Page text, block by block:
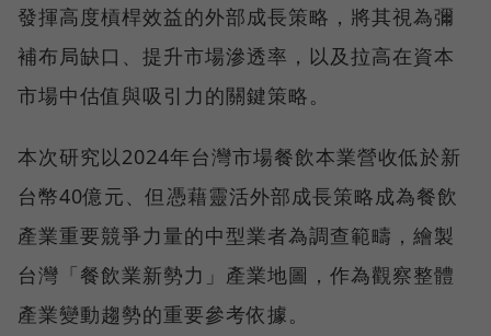
發揮高度槓桿效益的外部成長策略，將其視為彌
補布局缺口、提升市場滲透率，以及拉高在資本
市場中估值與吸引力的關鍵策略。
本次研究以2024年台灣市場餐飲本業營收低於新
台幣40億元、但憑藉靈活外部成長策略成為餐飲
產業重要競爭力量的中型業者為調查範疇，繪製
台灣「餐飲業新勢力」產業地圖，作為觀察整體
產業變動趨勢的重要參考依據。